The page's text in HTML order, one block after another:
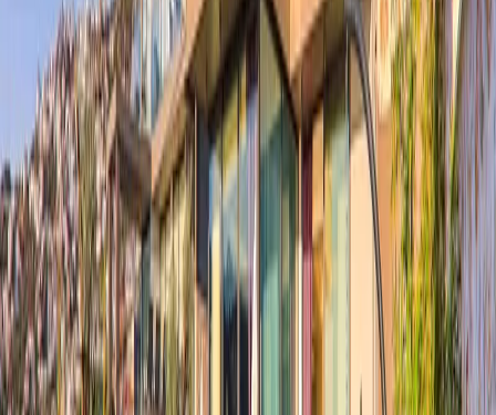
Başlangıç Fiyatı
23.744
gecelik en düşük fiyat
başlayan fiyatlarla
Resmi Belge
Kültür ve Turizm Bakanlığı
Belge No:07-839
Giriş - Çıkış Tarihi Tarih aralığı seçin
Yetişkin Çocuk
Konaklama Kuralı